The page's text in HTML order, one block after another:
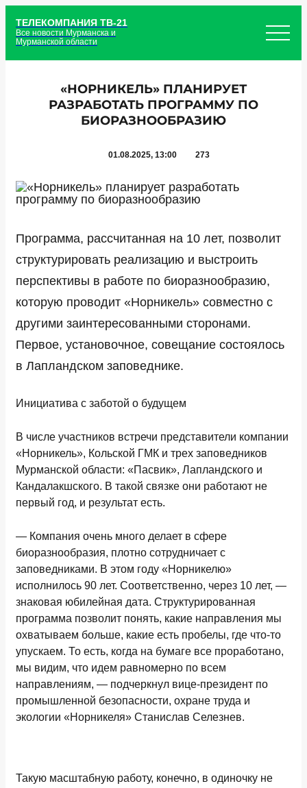
ТЕЛЕКОМПАНИЯ ТВ-21
Все новости Мурманска и
Мурманской области
«НОРНИКЕЛЬ» ПЛАНИРУЕТ
РАЗРАБОТАТЬ ПРОГРАММУ ПО
БИОРАЗНООБРАЗИЮ
01.08.2025, 13:00 273
Программа, рассчитанная на 10 лет, позволит
структурировать реализацию и выстроить
перспективы в работе по биоразнообразию,
которую проводит «Норникель» совместно с
другими заинтересованными сторонами.
Первое, установочное, совещание состоялось
в Лапландском заповеднике.
Инициатива с заботой о будущем
В числе участников встречи представители компании
«Норникель», Кольской ГМК и трех заповедников
Мурманской области: «Пасвик», Лапландского и
Кандалакшского. В такой связке они работают не
первый год, и результат есть.
— Компания очень много делает в сфере
биоразнообразия, плотно сотрудничает с
заповедниками. В этом году «Норникелю»
исполнилось 90 лет. Соответственно, через 10 лет, —
знаковая юбилейная дата. Структурированная
программа позволит понять, какие направления мы
охватываем больше, какие есть пробелы, где что-то
упускаем. То есть, когда на бумаге все проработано,
мы видим, что идем равномерно по всем
направлениям, — подчеркнул вице-президент по
промышленной безопасности, охране труда и
экологии «Норникеля» Станислав Селезнев.
Такую масштабную работу, конечно, в одиночку не